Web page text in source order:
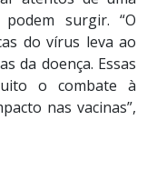
surgir. “O
do vírus leva ao
da doença. Essas
o combate à
nas vacinas”,